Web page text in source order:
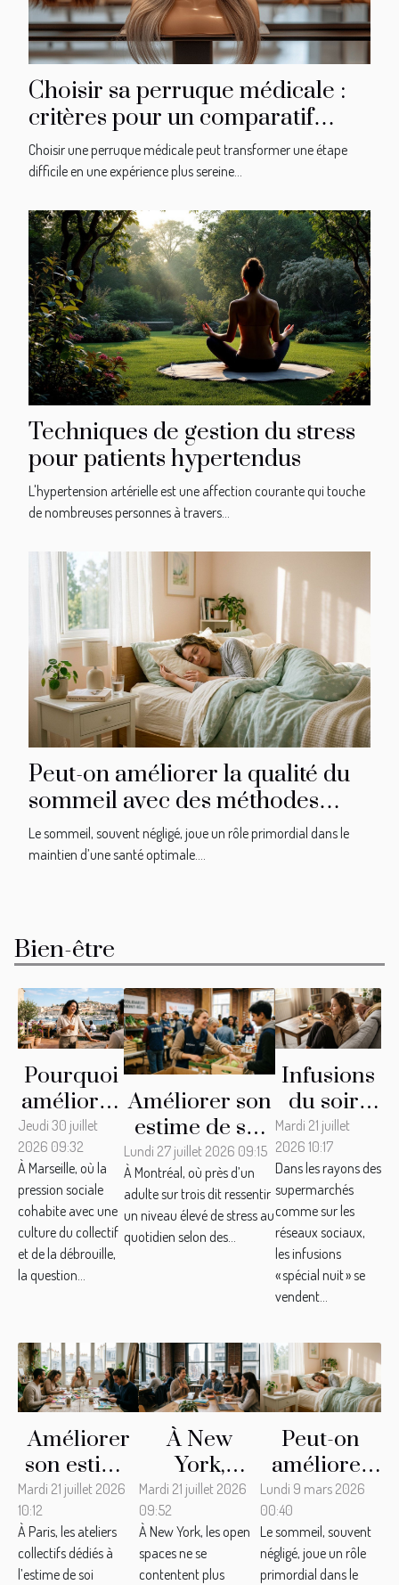
Choisir sa perruque médicale :
critères pour un comparatif
efficace
Choisir une perruque médicale peut transformer une étape
difficile en une expérience plus sereine...
Techniques de gestion du stress
pour patients hypertendus
L'hypertension artérielle est une affection courante qui touche
de nombreuses personnes à travers...
Peut-on améliorer la qualité du
sommeil avec des méthodes
naturelles ?
Le sommeil, souvent négligé, joue un rôle primordial dans le
maintien d’une santé optimale....
Bien-être
Pourquoi
améliorer
son
estime de
soi
change la
vie à
Marseille
?
Jeudi 30 juillet
2026 09:32
À Marseille, où la
pression sociale
cohabite avec une
culture du collectif
et de la débrouille,
la question...
Améliorer son
estime de soi
grâce à
l’engagement
solidaire, récit
d’une
Lundi 27 juillet 2026 09:15
À Montréal, où près d’un
adulte sur trois dit ressentir
un niveau élevé de stress au
quotidien selon des...
Infusions
du soir :
faut-il
vraiment
croire à
leur effet
relaxant ?
Mardi 21 juillet
2026 10:17
Dans les rayons des
supermarchés
comme sur les
réseaux sociaux,
les infusions
« spécial nuit » se
vendent...
Améliorer
son estime
de soi à
Paris : le
boom des
ateliers
Mardi 21 juillet 2026
10:12
À Paris, les ateliers
collectifs dédiés à
l’estime de soi
À New
York,
améliorer
son estime
de soi
devient une
Mardi 21 juillet 2026
09:52
À New York, les open
spaces ne se
contentent plus
Peut-on
améliorer
la qualité
du sommeil
avec des
méthodes
Lundi 9 mars 2026
00:40
Le sommeil, souvent
négligé, joue un rôle
primordial dans le